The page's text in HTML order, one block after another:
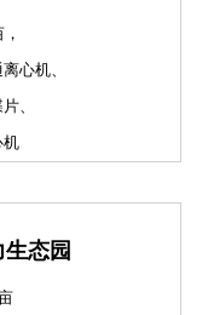
心机、
、
机
态园